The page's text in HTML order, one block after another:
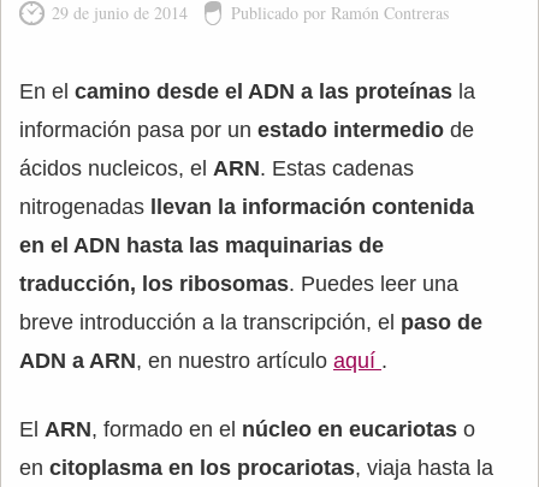
29 de junio de 2014 Publicado por Ramón Contreras
En el camino desde el ADN a las proteínas la
información pasa por un estado intermedio de
ácidos nucleicos, el ARN. Estas cadenas
nitrogenadas
llevan la información contenida
en el ADN hasta las maquinarias de
traducción, los ribosomas. Puedes leer una
breve introducción a la transcripción, el paso de
ADN a ARN, en nuestro artículo aquí .
El ARN, formado en el núcleo en eucariotas o
en citoplasma en los procariotas, viaja hasta la